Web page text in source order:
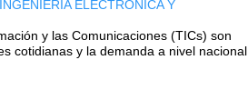
ELECTRÓNICA Y
y las Comunicaciones (TICs) son
cotidianas y la demanda a nivel nacional